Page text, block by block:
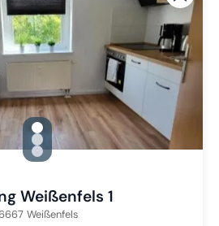
gallery.slide_selector
Zu Slide 1 wechseln
Zu Slide 2 wechseln
Zu Slide 3 wechseln
Weißenfels 1
Weißenfels